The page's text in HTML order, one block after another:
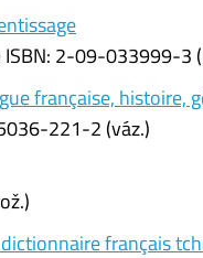
ISBN: 2-09-033999-3
française, histoire,
221-2 (váz.)
français